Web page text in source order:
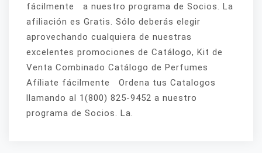
fácilmente a nuestro programa de Socios. La
afiliación es Gratis. Sólo deberás elegir
aprovechando cualquiera de nuestras
excelentes promociones de Catálogo, Kit de
Venta Combinado Catálogo de Perfumes
Afíliate fácilmente Ordena tus Catalogos
llamando al 1(800) 825-9452 a nuestro
programa de Socios. La.